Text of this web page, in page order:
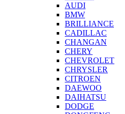
AUDI
BMW
BRILLIANCE
CADILLAC
CHANGAN
CHERY
CHEVROLET
CHRYSLER
CITROEN
DAEWOO
DAIHATSU
DODGE